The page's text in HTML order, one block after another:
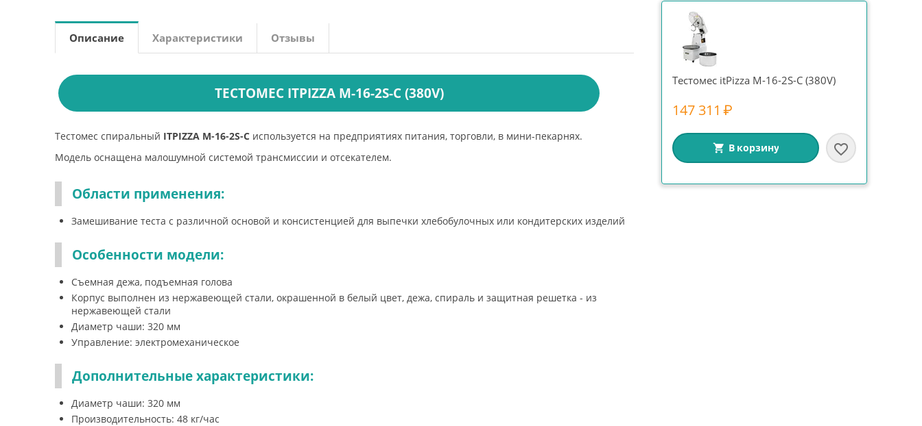
Тестомес itPizza M-16-2S-С (380V)
147 311 ₽
В корзину
Описание Характеристики Отзывы
ТЕСТОМЕС ITPIZZA M-16-2S-С (380V)
Тестомес спиральный ITPIZZA M-16-2S-С используется на предприятиях питания, торговли, в мини-пекарнях.
Модель оснащена малошумной системой трансмиссии и отсекателем.
Области применения:
Замешивание теста с различной основой и консистенцией для выпечки хлебобулочных или кондитерских изделий
Особенности модели:
Съемная дежа, подъемная голова
Корпус выполнен из нержавеющей стали, окрашенной в белый цвет, дежа, спираль и защитная решетка - из
нержавеющей стали
Диаметр чаши: 320 мм
Управление: электромеханическое
Дополнительные характеристики:
Диаметр чаши: 320 мм
Производительность: 48 кг/час